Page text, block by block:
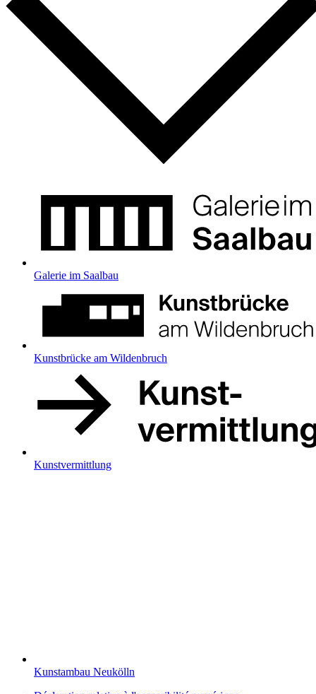
Galerie im Saalbau
Kunstbrücke am Wildenbruch
Kunstvermittlung
Kunstambau Neukölln